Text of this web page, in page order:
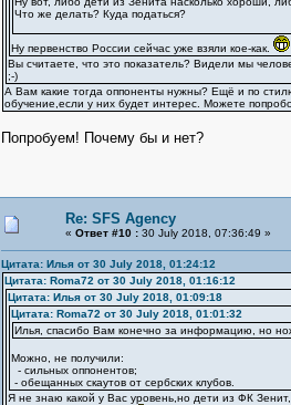
Что же делать? Куда податься?
Ну первенство России сейчас уже взяли кое-как.
Вы считаете, что это показатель? Видели мы
;-)
А Вам какие тогда оппоненты нужны? Ещё и по
обучение,если у них будет интерес. Можете
Попробуем! Почему бы и нет?
Re: SFS Agency
« Ответ #10 :30 July 2018, 07:36:49 »
Цитата: Илья от 30 July 2018, 01:24:12
Цитата: Roma72 от 30 July 2018, 01:16:12
Цитата: Илья от 30 July 2018, 01:09:18
Цитата: Roma72 от 30 July 2018, 01:01:32
Илья, спасибо Вам конечно за информацию, но
Можно, не получили:
- сильных оппонентов;
- обещанных скаутов от сербских клубов.
Я не знаю какой у Вас уровень,но дети из ФК